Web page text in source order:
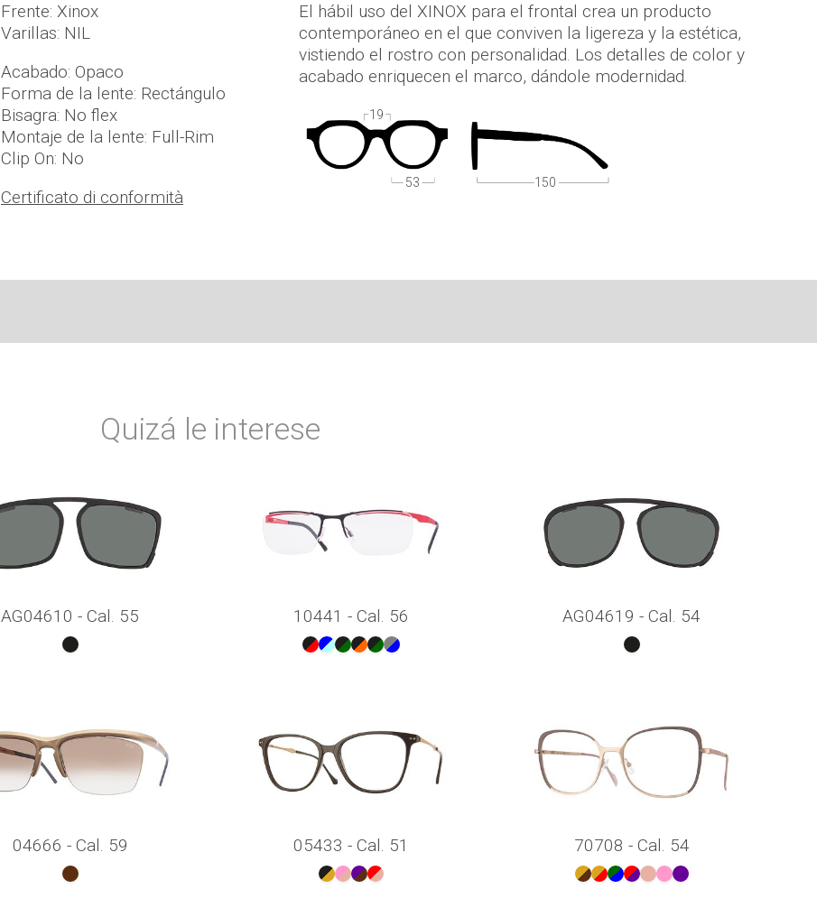
Frente: Xinox
Varillas: NIL
Acabado: Opaco
Forma de la lente: Rectángulo
Bisagra: No flex
Montaje de la lente: Full-Rim
Clip On: No
Certificato di conformità
El hábil uso del XINOX para el frontal crea un producto
contemporáneo en el que conviven la ligereza y la estética,
vistiendo el rostro con personalidad. Los detalles de color y
acabado enriquecen el marco, dándole modernidad.
53
19
150
Quizá le interese
AG04610 - Cal. 55 10441 - Cal. 56 AG04619 - Cal. 54
04666 - Cal. 59 05433 - Cal. 51 70708 - Cal. 54